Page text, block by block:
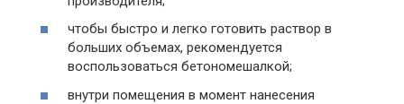
чтобы быстро и легко готовить раствор в
больших объемах, рекомендуется
воспользоваться бетономешалкой;
внутри помещения в момент нанесения